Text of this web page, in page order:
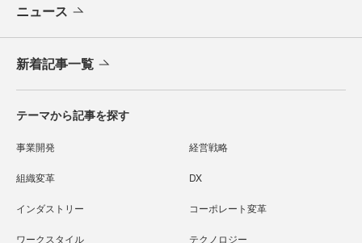
ニュース
新着記事一覧
テーマから記事を探す
事業開発 経営戦略
組織変革 DX
インダストリー コーポレート変革
ワークスタイル テクノロジー